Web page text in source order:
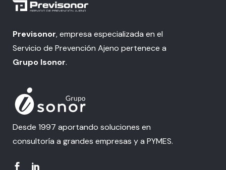
Previsonor, empresa especializada en el
Servicio de Prevención Ajeno pertenece a
Grupo Isonor.
Desde 1997 aportando soluciones en
consultoría a grandes empresas y a PYMES.